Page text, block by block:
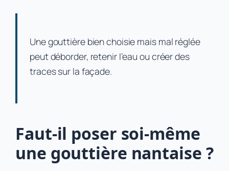
Une gouttière bien choisie mais mal réglée
peut déborder, retenir l’eau ou créer des
traces sur la façade.
Faut-il poser soi-même
une gouttière nantaise ?